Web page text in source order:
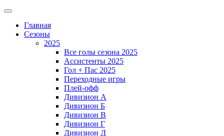
Главная
Сезоны
2025
Все голы сезона 2025
Ассистенты 2025
Гол + Пас 2025
Переходные игры
Плей-офф
Дивизион A
Дивизион Б
Дивизион В
Дивизион Г
Дивизион Д